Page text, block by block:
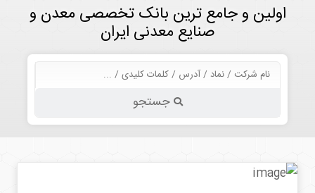
اولین و جامع ترین بانک تخصصی معدن و
صنایع معدنی ایران
جستجو